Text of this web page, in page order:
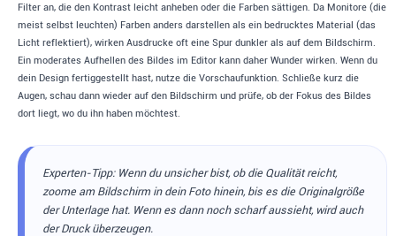
Filter an, die den Kontrast leicht anheben oder die Farben sättigen. Da Monitore (die
meist selbst leuchten) Farben anders darstellen als ein bedrucktes Material (das
Licht reflektiert), wirken Ausdrucke oft eine Spur dunkler als auf dem Bildschirm.
Ein moderates Aufhellen des Bildes im Editor kann daher Wunder wirken. Wenn du
dein Design fertiggestellt hast, nutze die Vorschaufunktion. Schließe kurz die
Augen, schau dann wieder auf den Bildschirm und prüfe, ob der Fokus des Bildes
dort liegt, wo du ihn haben möchtest.
Experten-Tipp: Wenn du unsicher bist, ob die Qualität reicht,
zoome am Bildschirm in dein Foto hinein, bis es die Originalgröße
der Unterlage hat. Wenn es dann noch scharf aussieht, wird auch
der Druck überzeugen.